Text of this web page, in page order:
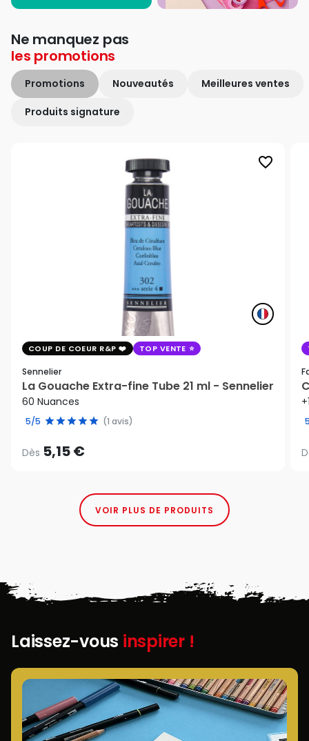
Ne manquez pas
les promotions
Promotions Nouveautés Meilleures ventes
Produits signature
favorite_border
COUP DE COEUR R&P TOP VENTE
Sennelier
La Gouache Extra-fine Tube 21 ml - Sennelier
60 Nuances
5/5 (1 avis)
Dès 5,15 €
VOIR PLUS DE PRODUITS
Laissez-vous inspirer !